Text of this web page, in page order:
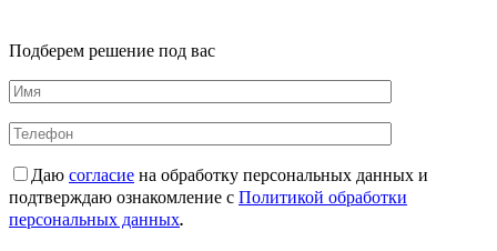
Подберем решение под вас
Даю согласие на обработку персональных данных и
подтверждаю ознакомление с Политикой обработки
персональных данных.